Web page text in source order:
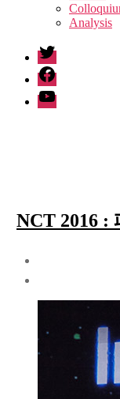
Analysis
twitter
facebook
Youtube
NCT 2016 :